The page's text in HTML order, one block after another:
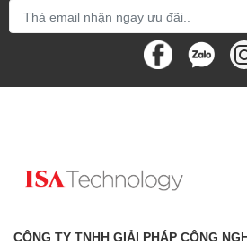
CÔNG TY TNHH GIẢI PHÁP CÔNG